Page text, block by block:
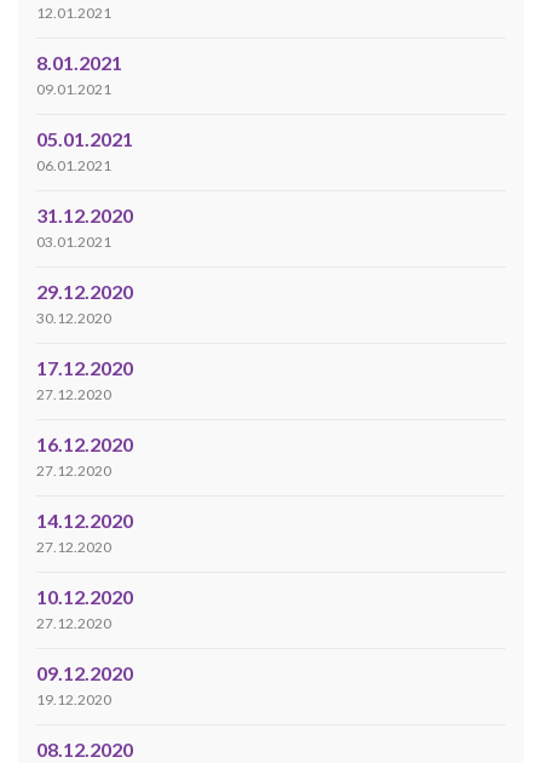
12.01.2021
8.01.2021
09.01.2021
05.01.2021
06.01.2021
31.12.2020
03.01.2021
29.12.2020
30.12.2020
17.12.2020
27.12.2020
16.12.2020
27.12.2020
14.12.2020
27.12.2020
10.12.2020
27.12.2020
09.12.2020
19.12.2020
08.12.2020